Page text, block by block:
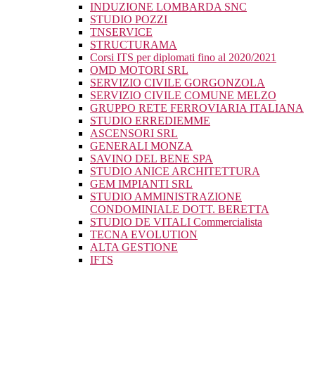
INDUZIONE LOMBARDA SNC
STUDIO POZZI
TNSERVICE
STRUCTURAMA
Corsi ITS per diplomati fino al 2020/2021
OMD MOTORI SRL
SERVIZIO CIVILE GORGONZOLA
SERVIZIO CIVILE COMUNE MELZO
GRUPPO RETE FERROVIARIA ITALIANA
STUDIO ERREDIEMME
ASCENSORI SRL
GENERALI MONZA
SAVINO DEL BENE SPA
STUDIO ANICE ARCHITETTURA
GEM IMPIANTI SRL
STUDIO AMMINISTRAZIONE
CONDOMINIALE DOTT. BERETTA
STUDIO DE VITALI Commercialista
TECNA EVOLUTION
ALTA GESTIONE
IFTS